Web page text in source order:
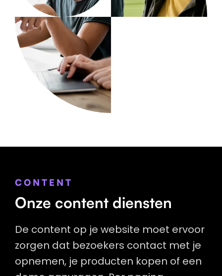
CONTENT
Onze content diensten
De content op je website moet ervoor
zorgen dat bezoekers contact met je
opnemen, je producten kopen of een